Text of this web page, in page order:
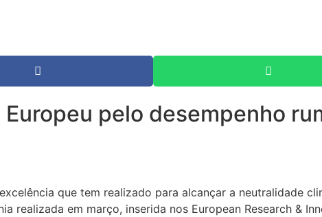
pelo desempenho
que tem realizado para alcançar a neutralidade
realizada em março, inserida nos European Research &